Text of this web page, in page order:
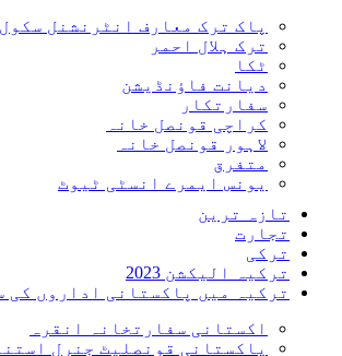
پاک ترک معارف انٹرنشنل
ترک ہلال احمر
ٹکا
دیانت فاؤنڈیشن
سفارتکار
کراچی قونصل خانہ
لاہور قونصل خانہ
متفرق
یونس ایمرے انسٹی ٹیوٹ
تازہ ترین
تجارت
ترکی
ترکیہ الیکشن 2023
ترکیہ میں پاکستانی اداروں کی
اکستانی سفارتخانہ انقرہ
پاکستانی قونصلیٹ جنرل